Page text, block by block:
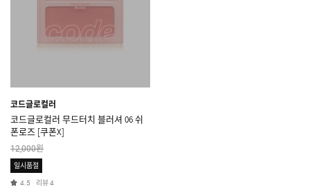
코드글로컬러
코드글로컬러 무드터치 블러셔 06 쉬
폰로즈 [쿠폰X]
12,000원
일시품절
4.5 리뷰4